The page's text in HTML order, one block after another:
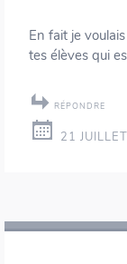
En fait je
tes élèves qui
RÉPONDRE
21